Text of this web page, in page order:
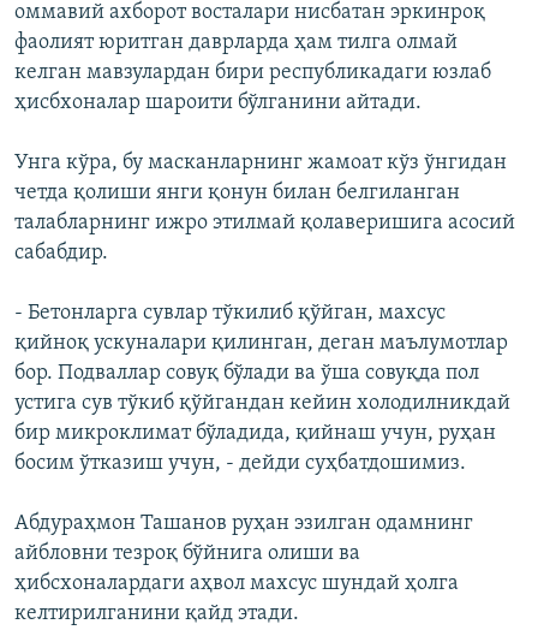
оммавий ахборот восталари нисбатан эркинроқ
фаолият юритган даврларда ҳам тилга олмай
келган мавзулардан бири республикадаги юзлаб
ҳисбхоналар шароити бўлганини айтади.
Унга кўра, бу масканларнинг жамоат кўз ўнгидан
четда қолиши янги қонун билан белгиланган
талабларнинг ижро этилмай қолаверишига асосий
сабабдир.
- Бетонларга сувлар тўкилиб қўйган, махсус
қийноқ ускуналари қилинган, деган маълумотлар
бор. Подваллар совуқ бўлади ва ўша совуқда пол
устига сув тўкиб қўйгандан кейин холодилникдай
бир микроклимат бўладида, қийнаш учун, руҳан
босим ўтказиш учун, - дейди суҳбатдошимиз.
Абдураҳмон Ташанов руҳан эзилган одамнинг
айбловни тезроқ бўйнига олиши ва
ҳибсхоналардаги аҳвол махсус шундай ҳолга
келтирилганини қайд этади.